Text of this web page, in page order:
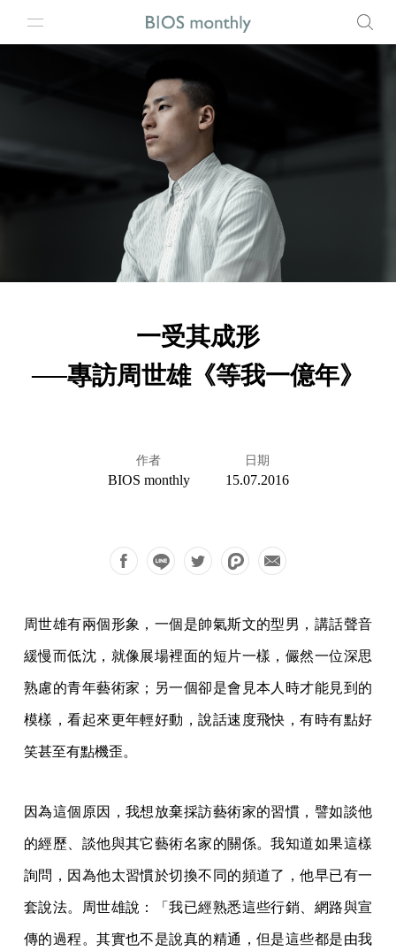
一受其成形
──專訪周世雄《等我一億年》
作者
BIOS monthly
日期
15.07.2016
周世雄有兩個形象，一個是帥氣斯文的型男，講話聲音
緩慢而低沈，就像展場裡面的短片一樣，儼然一位深思
熟慮的青年藝術家；另一個卻是會見本人時才能見到的
模樣，看起來更年輕好動，說話速度飛快，有時有點好
笑甚至有點機歪。
因為這個原因，我想放棄採訪藝術家的習慣，譬如談他
的經歷、談他與其它藝術名家的關係。我知道如果這樣
詢問，因為他太習慣於切換不同的頻道了，他早已有一
套說法。周世雄說：「我已經熟悉這些行銷、網路與宣
傳的過程。其實也不是說真的精通，但是這些都是由我